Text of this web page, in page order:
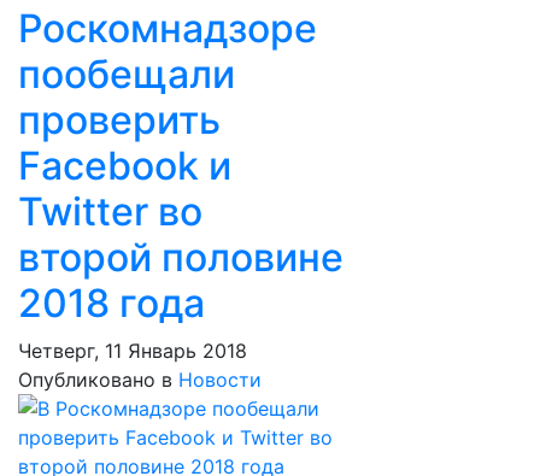
Роскомнадзоре
пообещали
проверить
Facebook и
Twitter во
второй половине
2018 года
Четверг, 11 Январь 2018
Опубликовано в Новости